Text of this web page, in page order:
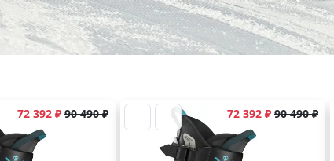
72 392 ₽ 90 490 ₽ 72 392 ₽ 90 490 ₽